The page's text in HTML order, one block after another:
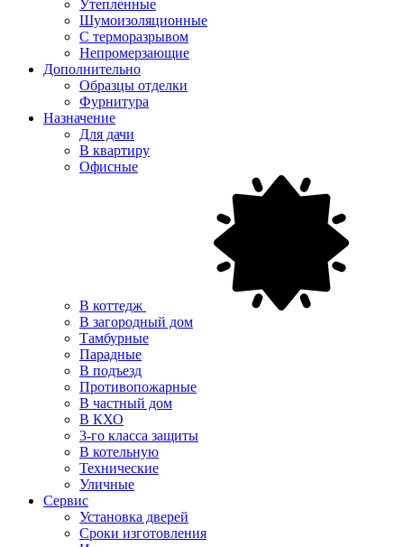
Утепленные
Шумоизоляционные
С терморазрывом
Непромерзающие
Дополнительно
Образцы отделки
Фурнитура
Назначение
Для дачи
В квартиру
Офисные
В коттедж
В загородный дом
Тамбурные
Парадные
В подъезд
Противопожарные
В частный дом
В КХО
3-го класса защиты
В котельную
Технические
Уличные
Сервис
Установка дверей
Сроки изготовления